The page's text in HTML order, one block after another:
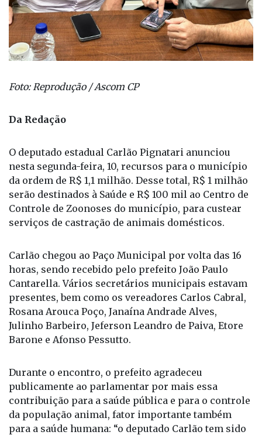
Foto: Reprodução / Ascom CP
Da Redação
O deputado estadual Carlão Pignatari anunciou
nesta segunda-feira, 10, recursos para o município
da ordem de R$ 1,1 milhão. Desse total, R$ 1 milhão
serão destinados à Saúde e R$ 100 mil ao Centro de
Controle de Zoonoses do município, para custear
serviços de castração de animais domésticos.
Carlão chegou ao Paço Municipal por volta das 16
horas, sendo recebido pelo prefeito João Paulo
Cantarella. Vários secretários municipais estavam
presentes, bem como os vereadores Carlos Cabral,
Rosana Arouca Poço, Janaína Andrade Alves,
Julinho Barbeiro, Jeferson Leandro de Paiva, Etore
Barone e Afonso Pessutto.
Durante o encontro, o prefeito agradeceu
publicamente ao parlamentar por mais essa
contribuição para a saúde pública e para o controle
da população animal, fator importante também
para a saúde humana: “o deputado Carlão tem sido